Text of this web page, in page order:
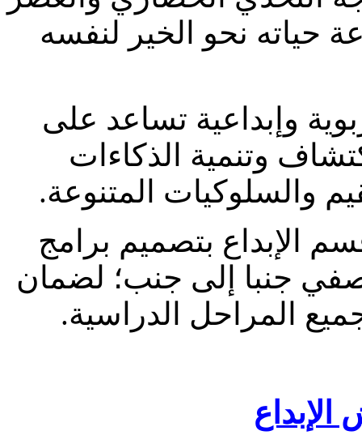
حياته نحو الخير لنفسه
وإبداعية تساعد على
وتنمية الذكاءات
والسلوكيات المتنوعة.
الإبداع بتصميم برامج
جنبا إلى جنب؛ لضمان
المراحل الدراسية.